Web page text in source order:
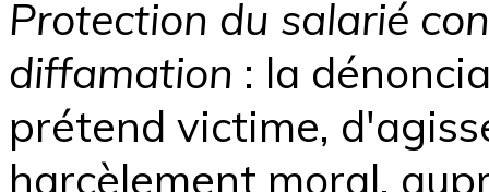
Protection du salarié
diffamation : la
prétend victime,
harcèlement moral,